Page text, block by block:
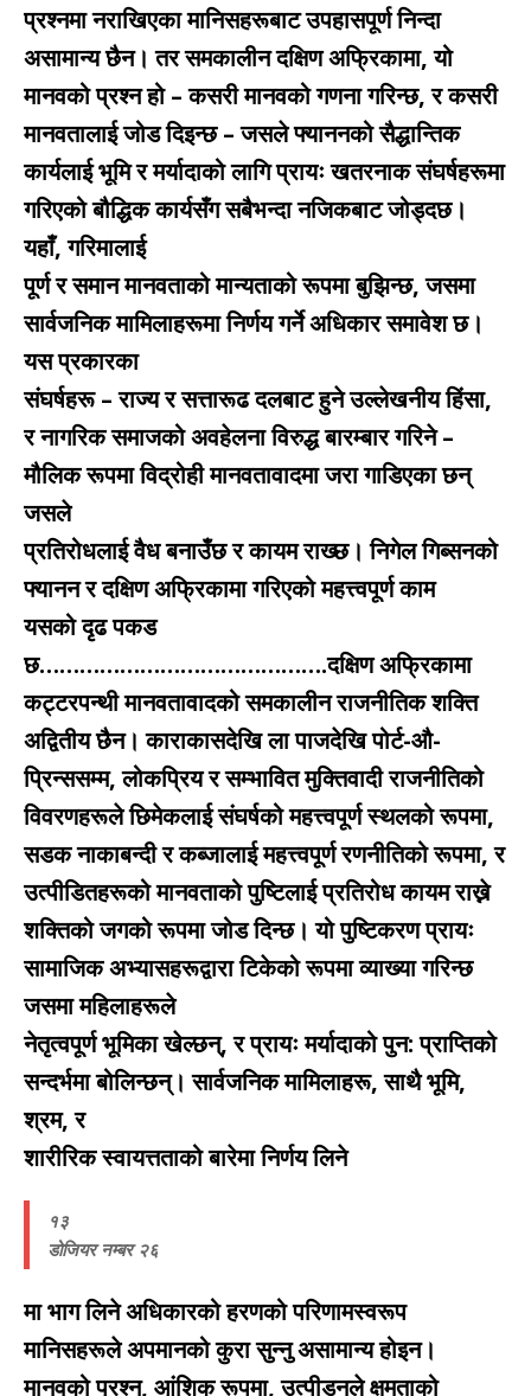
प्रश्नमा नराखिएका मानिसहरूबाट उपहासपूर्ण निन्दा
असामान्य छैन। तर समकालीन दक्षिण अफ्रिकामा, यो
मानवको प्रश्न हो – कसरी मानवको गणना गरिन्छ, र कसरी
मानवतालाई जोड दिइन्छ – जसले फ्याननको सैद्धान्तिक
कार्यलाई भूमि र मर्यादाको लागि प्रायः खतरनाक संघर्षहरूमा
गरिएको बौद्धिक कार्यसँग सबैभन्दा नजिकबाट जोड्दछ।
यहाँ, गरिमालाई
पूर्ण र समान मानवताको मान्यताको रूपमा बुझिन्छ, जसमा
सार्वजनिक मामिलाहरूमा निर्णय गर्ने अधिकार समावेश छ।
यस प्रकारका
संघर्षहरू – राज्य र सत्तारूढ दलबाट हुने उल्लेखनीय हिंसा,
र नागरिक समाजको अवहेलना विरुद्ध बारम्बार गरिने –
मौलिक रूपमा विद्रोही मानवतावादमा जरा गाडिएका छन्
जसले
प्रतिरोधलाई वैध बनाउँछ र कायम राख्छ। निगेल गिब्सनको
फ्यानन र दक्षिण अफ्रिकामा गरिएको महत्त्वपूर्ण काम
यसको दृढ पकड
छ…………………………………….दक्षिण अफ्रिकामा
कट्टरपन्थी मानवतावादको समकालीन राजनीतिक शक्ति
अद्वितीय छैन। काराकासदेखि ला पाजदेखि पोर्ट-औ-
प्रिन्ससम्म, लोकप्रिय र सम्भावित मुक्तिवादी राजनीतिको
विवरणहरूले छिमेकलाई संघर्षको महत्त्वपूर्ण स्थलको रूपमा,
सडक नाकाबन्दी र कब्जालाई महत्त्वपूर्ण रणनीतिको रूपमा, र
उत्पीडितहरूको मानवताको पुष्टिलाई प्रतिरोध कायम राख्ने
शक्तिको जगको रूपमा जोड दिन्छ। यो पुष्टिकरण प्रायः
सामाजिक अभ्यासहरूद्वारा टिकेको रूपमा व्याख्या गरिन्छ
जसमा महिलाहरूले
नेतृत्वपूर्ण भूमिका खेल्छन्, र प्रायः मर्यादाको पुन: प्राप्तिको
सन्दर्भमा बोलिन्छन्। सार्वजनिक मामिलाहरू, साथै भूमि,
श्रम, र
शारीरिक स्वायत्तताको बारेमा निर्णय लिने
१३
डोजियर नम्बर २६
मा भाग लिने अधिकारको हरणको परिणामस्वरूप
मानिसहरूले अपमानको कुरा सुन्नु असामान्य होइन।
मानवको प्रश्न, आंशिक रूपमा, उत्पीडनले क्षमताको